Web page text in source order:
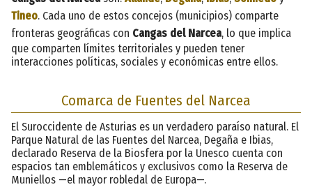
Tineo. Cada uno de estos concejos (municipios) comparte
fronteras geográficas con Cangas del Narcea, lo que implica
que comparten límites territoriales y pueden tener
interacciones políticas, sociales y económicas entre ellos.
Comarca de Fuentes del Narcea
El Suroccidente de Asturias es un verdadero paraíso natural. El
Parque Natural de las Fuentes del Narcea, Degaña e Ibias,
declarado Reserva de la Biosfera por la Unesco cuenta con
espacios tan emblemáticos y exclusivos como la Reserva de
Muniellos —el mayor robledal de Europa—.